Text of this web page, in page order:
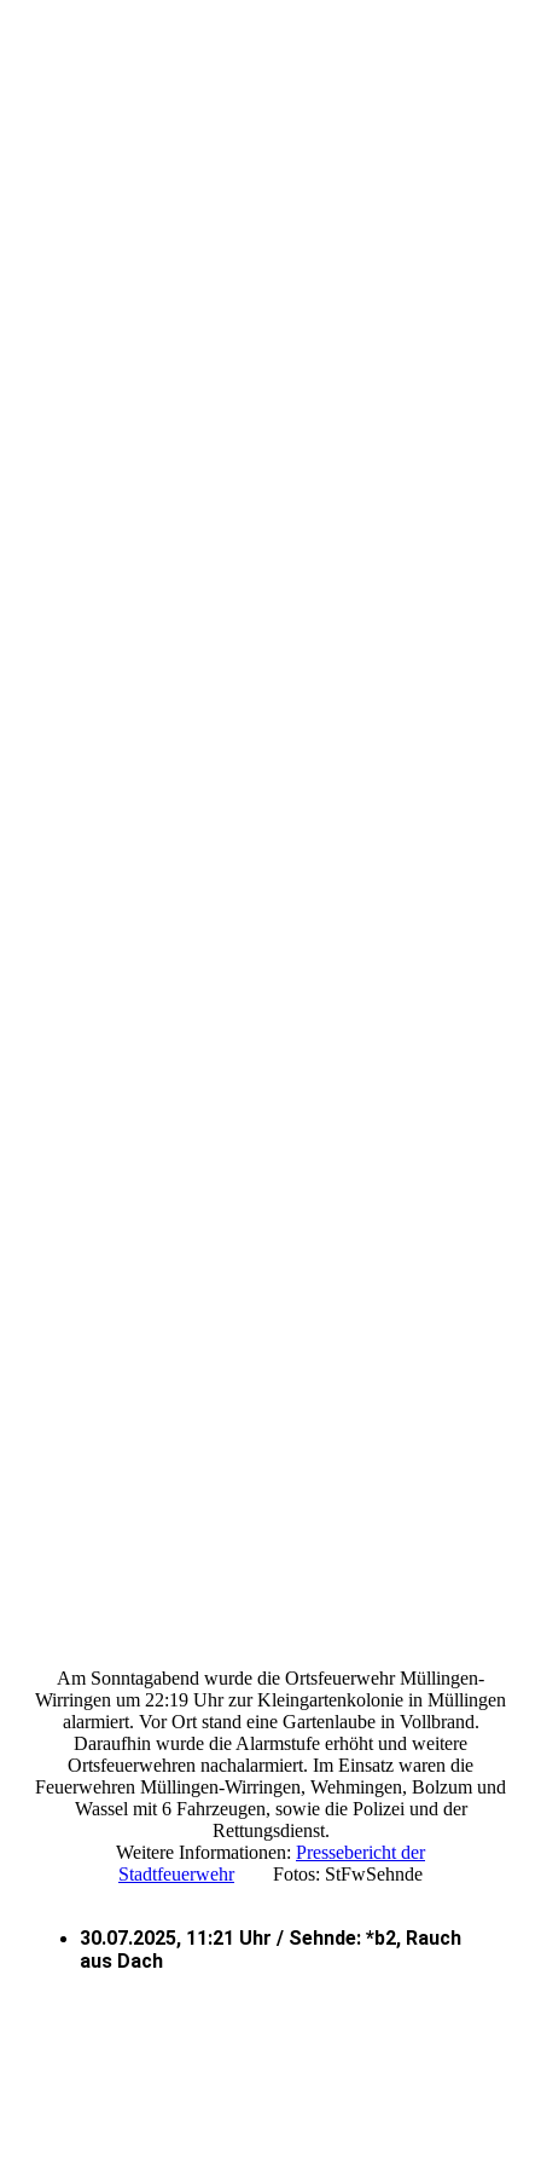
Am Sonntagabend wurde die Ortsfeuerwehr Müllingen-
Wirringen um 22:19 Uhr zur Kleingartenkolonie in Müllingen
alarmiert. Vor Ort stand eine Gartenlaube in Vollbrand.
Daraufhin wurde die Alarmstufe erhöht und weitere
Ortsfeuerwehren nachalarmiert. Im Einsatz waren die
Feuerwehren Müllingen-Wirringen, Wehmingen, Bolzum und
Wassel mit 6 Fahrzeugen, sowie die Polizei und der
Rettungsdienst.
Weitere Informationen: Pressebericht der
StadtfeuerwehrFotos: StFwSehnde
30.07.2025, 11:21 Uhr / Sehnde: *b2, Rauch
aus Dach